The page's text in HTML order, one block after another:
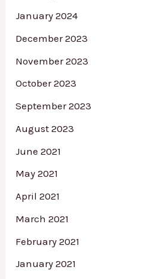
January 2024
December 2023
November 2023
October 2023
September 2023
August 2023
June 2021
May 2021
April 2021
March 2021
February 2021
January 2021